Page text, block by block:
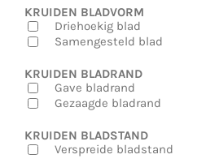
KRUIDEN BLADVORM
Driehoekig blad
Samengesteld blad
KRUIDEN BLADRAND
Gave bladrand
Gezaagde bladrand
KRUIDEN BLADSTAND
Verspreide bladstand